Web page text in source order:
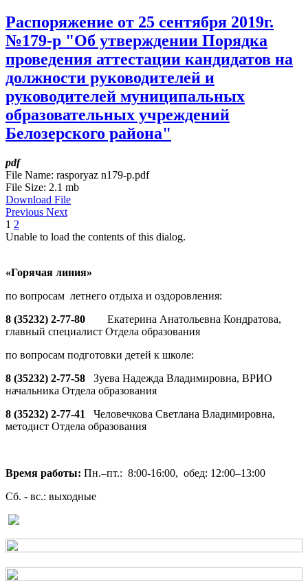
Распоряжение от 25 сентября 2019г.
№179-р "Об утверждении Порядка
проведения аттестации кандидатов на
должности руководителей и
руководителей муниципальных
образовательных учреждений
Белозерского района"
pdf
File Name: rasporyaz n179-p.pdf
File Size: 2.1 mb
Download File
Previous Next
1 2
Unable to load the contents of this dialog.
«Горячая линия»
по вопросам летнего отдыха и оздоровления:
8 (35232) 2-77-80 Екатерина Анатольевна Кондратова,
главный специалист Отдела образования
по вопросам подготовки детей к школе:
8 (35232) 2-77-58 Зуева Надежда Владимировна, ВРИО
начальника Отдела образования
8 (35232) 2-77-41 Человечкова Светлана Владимировна,
методист Отдела образования
Время работы: Пн.–пт.: 8:00-16:00, обед: 12:00–13:00
Сб. - вс.: выходные